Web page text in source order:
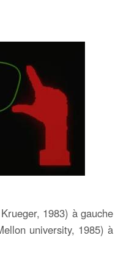
1983) à gauche
university, 1985) à